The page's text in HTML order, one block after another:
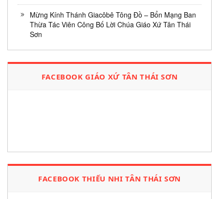
Mừng Kính Thánh Giacôbê Tông Đồ – Bổn Mạng Ban
Thừa Tác Viên Công Bố Lời Chúa Giáo Xứ Tân Thái
Sơn
FACEBOOK GIÁO XỨ TÂN THÁI SƠN
FACEBOOK THIẾU NHI TÂN THÁI SƠN